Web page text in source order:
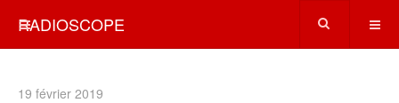
RADIOSCOPE
19 février 2019